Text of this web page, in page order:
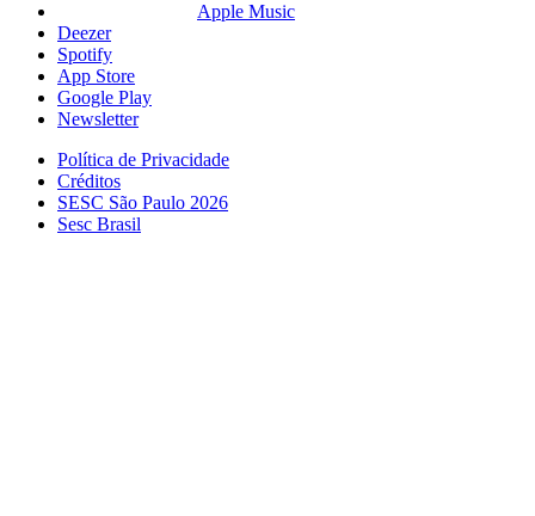
Apple Music
Deezer
Spotify
App Store
Google Play
Newsletter
Política de Privacidade
Créditos
SESC São Paulo 2026
Sesc Brasil